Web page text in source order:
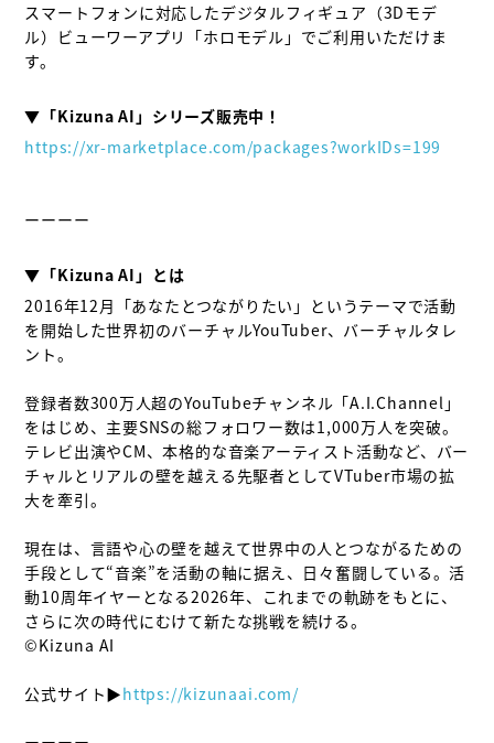
スマートフォンに対応したデジタルフィギュア（3Dモデ
ル）ビューワーアプリ「ホロモデル」でご利用いただけま
す。
https://xr-marketplace.com/packages?workIDs=199
ーーーー
▼「Kizuna AI」とは
2016年12月「あなたとつながりたい」というテーマで活動
を開始した世界初のバーチャルYouTuber、バーチャルタレ
ント。
登録者数300万人超のYouTubeチャンネル「A.I.Channel」
をはじめ、主要SNSの総フォロワー数は1,000万人を突破。
テレビ出演やCM、本格的な音楽アーティスト活動など、バー
チャルとリアルの壁を越える先駆者としてVTuber市場の拡
大を牽引。
現在は、言語や心の壁を越えて世界中の人とつながるための
手段として“音楽”を活動の軸に据え、日々奮闘している。活
動10周年イヤーとなる2026年、これまでの軌跡をもとに、
さらに次の時代にむけて新たな挑戦を続ける。
©Kizuna AI
公式サイト▶https://kizunaai.com/